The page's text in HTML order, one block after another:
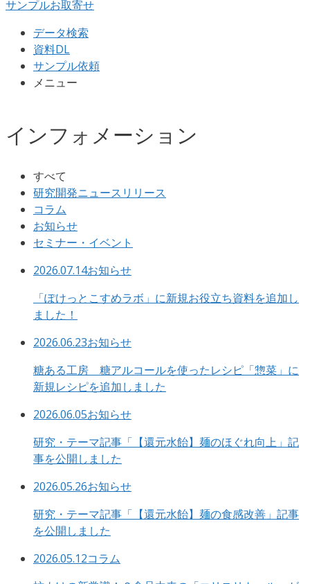
サンプルお取寄せ
データ検索
資料DL
サンプル依頼
メニュー
インフォメーション
すべて
研究開発ニュースリリース
コラム
お知らせ
セミナー・イベント
2026.07.14お知らせ
「ぽけっとこすめラボ」に新規お役立ち資料を追加し
ました！
2026.06.23お知らせ
糖ある工房 糖アルコールを使ったレシピ「惣菜」に
新規レシピを追加しました
2026.06.05お知らせ
研究・テーマ記事「【還元水飴】麺のほぐれ向上」記
事を公開しました
2026.05.26お知らせ
研究・テーマ記事「【還元水飴】麺の食感改善」記事
を公開しました
2026.05.12コラム